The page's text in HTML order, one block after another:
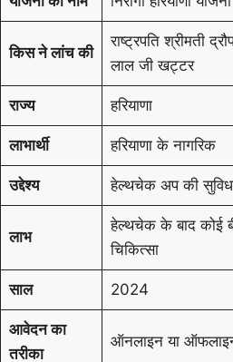
किस ने लांच की
राष्ट्रपति श्रीमती
लाल जी खट्टर
राज्य हरियाणा
लाभार्थी हरियाणा के नागरिक
उद्देश्य हेल्थचेक अप की
लाभ
हेल्थचेक के बाद कोई
चिकित्सा
साल 2024
आवेदन का
तरीका
ऑनलाइन या